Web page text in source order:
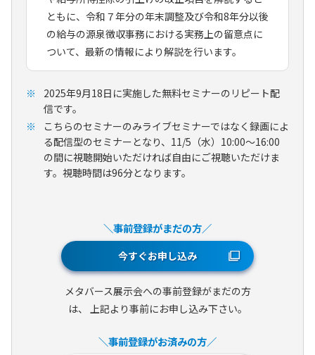
ともに、令和７年分の年末調整及び令和8年分以後
の給与の源泉徴収事務における実務上の留意点に
ついて、最新の情報により解説を行います。
2025年9月18日に実施した無料セミナーのリピート配
信です。
こちらのセミナーのみライブセミナーではなく録画によ
る配信型のセミナーとなり、11/5（水）10:00～16:00
の間に視聴開始いただければ自由にご視聴いただけま
す。視聴時間は96分となります。
＼事前登録がまだの方／
今すぐお申し込み
メタバース展示会への事前登録がまだの方
は、 上記より事前にお申し込み下さい。
＼事前登録がお済みの方／